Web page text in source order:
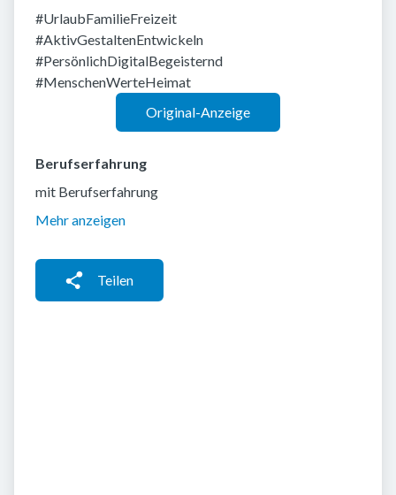
#UrlaubFamilieFreizeit
#AktivGestaltenEntwickeln
#PersönlichDigitalBegeisternd
#MenschenWerteHeimat
Original-Anzeige
Berufserfahrung
mit Berufserfahrung
Mehr anzeigen
Teilen